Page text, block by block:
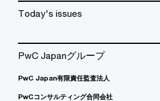
Today's issues
PwC Japanグループ
PwC Japan有限責任監査法人
PwCコンサルティング合同会社